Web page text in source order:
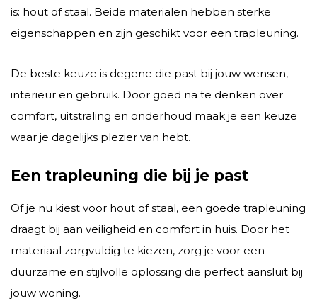
is: hout of staal. Beide materialen hebben sterke
eigenschappen en zijn geschikt voor een trapleuning.
De beste keuze is degene die past bij jouw wensen,
interieur en gebruik. Door goed na te denken over
comfort, uitstraling en onderhoud maak je een keuze
waar je dagelijks plezier van hebt.
Een trapleuning die bij je past
Of je nu kiest voor hout of staal, een goede trapleuning
draagt bij aan veiligheid en comfort in huis. Door het
materiaal zorgvuldig te kiezen, zorg je voor een
duurzame en stijlvolle oplossing die perfect aansluit bij
jouw woning.